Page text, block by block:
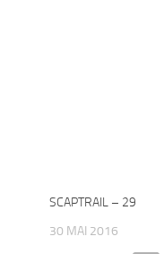
SCAPTRAIL –
30 MAI 2016